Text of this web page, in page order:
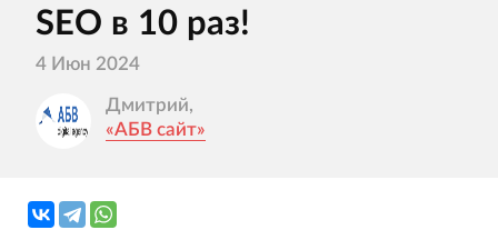
SEO в 10 раз!
4 Июн 2024
Дмитрий,
«АБВ сайт»